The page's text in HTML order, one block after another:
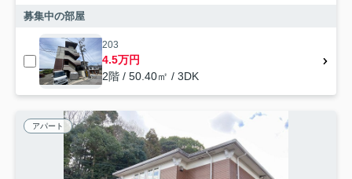
募集中の部屋
203
4.5万円
2階 / 50.40㎡ / 3DK
アパート